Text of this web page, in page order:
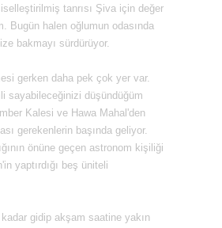
tanrısı Şiva için değer
Bugün halen oğlumun odasında
bakmayı sürdürüyor.
gerken daha pek çok yer var.
sayabileceğinizi düşündüğüm
Kalesi ve Hawa Mahal'den
gerekenlerin başında geliyor.
önüne geçen astronom kişiliği
yaptırdığı beş üniteli
gidip akşam saatine yakın